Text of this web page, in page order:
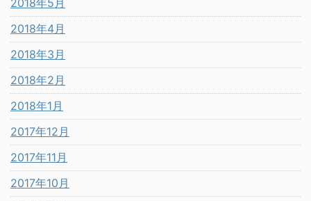
2018年5月
2018年4月
2018年3月
2018年2月
2018年1月
2017年12月
2017年11月
2017年10月